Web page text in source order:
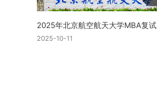
2025年北京航空航天大学MBA复试
2025-10-11